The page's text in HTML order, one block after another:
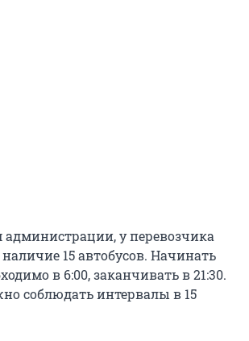
у перевозчика
15 автобусов. Начинать
в 6:00, заканчивать в 21:30.
соблюдать интервалы в 15